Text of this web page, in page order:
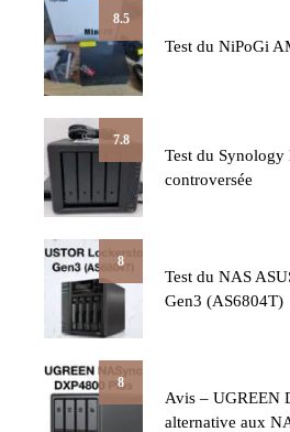
8.5
Test du NiPoGi
7.8
Test du Synology
controversée
8
Test du NAS
Gen3 (AS6804T)
8
Avis – UGREEN
alternative aux